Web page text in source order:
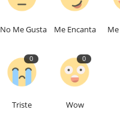
No Me Gusta Me Encanta
0
Triste
0
Wow